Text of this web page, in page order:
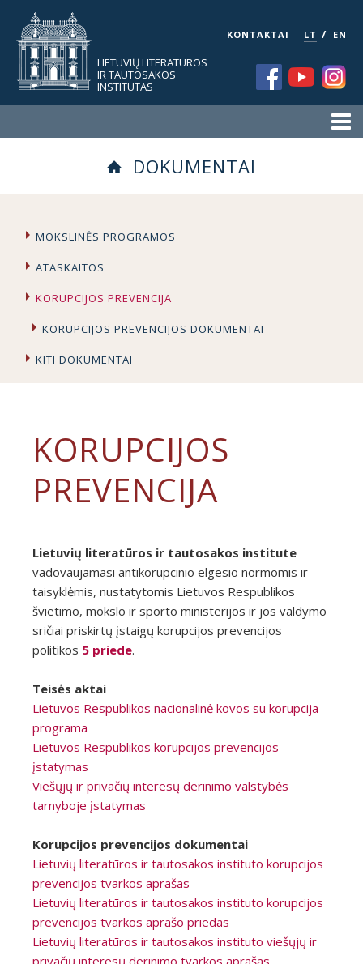
LIETUVIŲ LITERATŪROS
IR TAUTOSAKOS
INSTITUTAS
KONTAKTAI LT / EN
DOKUMENTAI
MOKSLINĖS PROGRAMOS
ATASKAITOS
KORUPCIJOS PREVENCIJA
KORUPCIJOS PREVENCIJOS DOKUMENTAI
KITI DOKUMENTAI
KORUPCIJOS
PREVENCIJA
Lietuvių literatūros ir tautosakos institute
vadovaujamasi antikorupcinio elgesio normomis ir
taisyklėmis, nustatytomis Lietuvos Respublikos
švietimo, mokslo ir sporto ministerijos ir jos valdymo
sričiai priskirtų įstaigų korupcijos prevencijos
politikos 5 priede.
Teisės aktai
Lietuvos Respublikos nacionalinė kovos su korupcija
programa
Lietuvos Respublikos korupcijos prevencijos
įstatymas
Viešųjų ir privačių interesų derinimo valstybės
tarnyboje įstatymas
Korupcijos prevencijos dokumentai
Lietuvių literatūros ir tautosakos instituto korupcijos
prevencijos tvarkos aprašas
Lietuvių literatūros ir tautosakos instituto korupcijos
prevencijos tvarkos aprašo priedas
Lietuvių literatūros ir tautosakos instituto viešųjų ir
privačių interesų derinimo tvarkos aprašas